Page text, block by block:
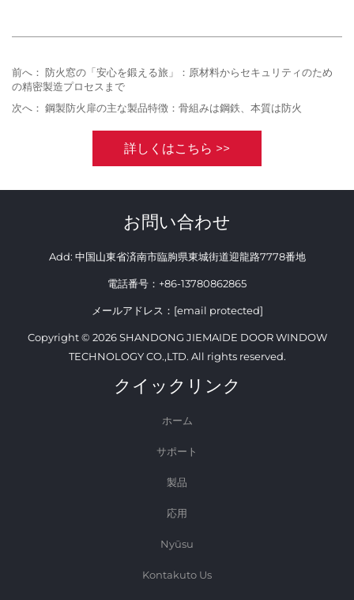
前へ： 防火窓の「安心を鍛える旅」：原材料からセキュリティのため
の精密製造プロセスまで
次へ： 鋼製防火扉の主な製品特徴：骨組みは鋼鉄、本質は防火
詳しくはこちら >>
お問い合わせ
Add: 中国山東省済南市臨朐県東城街道迎龍路7778番地
電話番号： +86-13780862865
メールアドレス： [email protected]
Copyright © 2026 SHANDONG JIEMAIDE DOOR WINDOW
TECHNOLOGY CO.,LTD. All rights reserved.
クイックリンク
ホーム
サポート
製品
応用
Nyūsu
Kontakuto Us